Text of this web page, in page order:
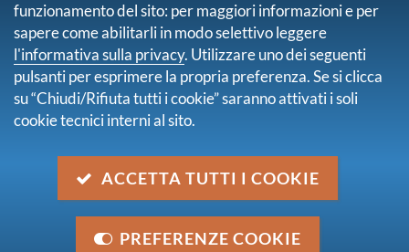
Risultati della ricerca
Trova contenuto
all'interno di
Bollettino Statistico
dove
Nel titolo e nella descrizione
con data
2018
trovati17elementi.
pagina 1 di 2
funzionamento del sito: per maggiori informazioni e per
sapere come abilitarli in modo selettivo leggere
l'informativa sulla privacy. Utilizzare uno dei seguenti
pulsanti per esprimere la propria preferenza. Se si clicca
su “Chiudi/Rifiuta tutti i cookie” saranno attivati i soli
cookie tecnici interni al sito.
ACCETTA TUTTI I COOKIE
PREFERENZE COOKIE